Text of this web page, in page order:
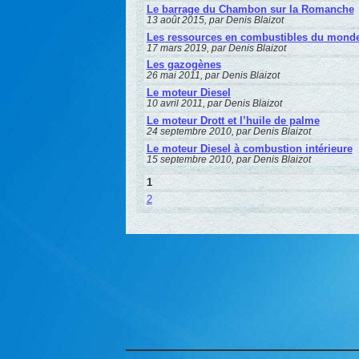
Le barrage du Chambon sur la Romanche
13 août 2015, par Denis Blaizot
Les ressources en combustibles du
17 mars 2019, par Denis Blaizot
Les gazogènes
26 mai 2011, par Denis Blaizot
Le moteur Diesel
10 avril 2011, par Denis Blaizot
Le moteur Drott et l’huile de palme
24 septembre 2010, par Denis Blaizot
Le moteur Diesel à combustion intérieure
15 septembre 2010, par Denis Blaizot
1
2